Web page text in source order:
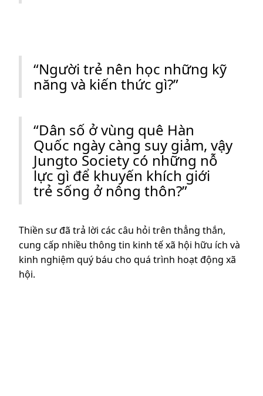
“Người trẻ nên học những kỹ
năng và kiến thức gì?”
“Dân số ở vùng quê Hàn
Quốc ngày càng suy giảm, vậy
Jungto Society có những nỗ
lực gì để khuyến khích giới
trẻ sống ở nông thôn?”
Thiền sư đã trả lời các câu hỏi trên thẳng thắn,
cung cấp nhiều thông tin kinh tế xã hội hữu ích và
kinh nghiệm quý báu cho quá trình hoạt động xã
hội.